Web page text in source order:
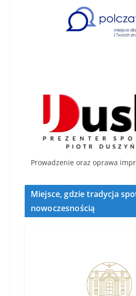
Prowadzenie oraz oprawa
Miejsce, gdzie tradycja
nowoczesnością